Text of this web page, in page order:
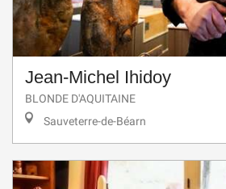
Jean-Michel Ihidoy
BLONDE D'AQUITAINE
Sauveterre-de-Béarn